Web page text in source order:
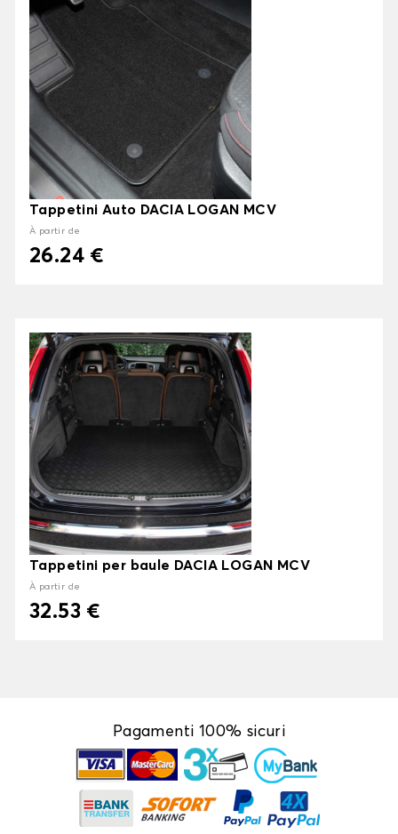
Tappetini Auto DACIA LOGAN MCV
À partir de
26.24 €
Tappetini per baule DACIA LOGAN MCV
À partir de
32.53 €
Pagamenti 100% sicuri